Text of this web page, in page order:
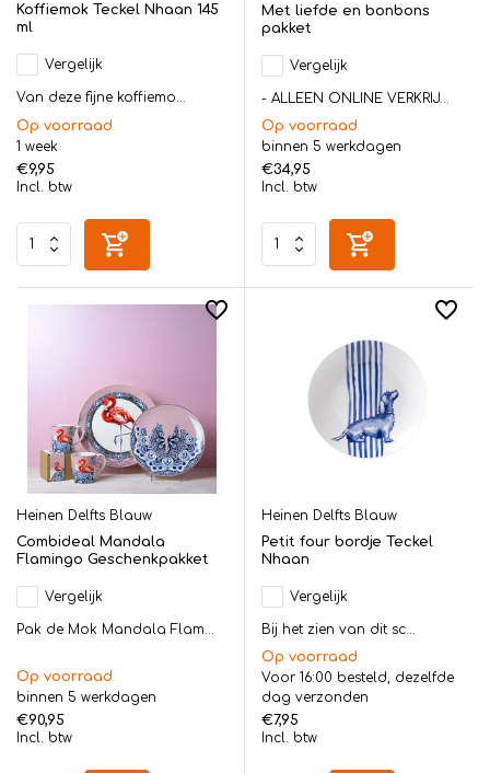
Koffiemok Teckel Nhaan 145
ml
Vergelijk
Van deze fijne koffiemo...
Op voorraad
1 week
€9,95
Incl. btw
Met liefde en bonbons
pakket
Vergelijk
- ALLEEN ONLINE VERKRIJ...
Op voorraad
binnen 5 werkdagen
€34,95
Incl. btw
Heinen Delfts Blauw
Combideal Mandala
Flamingo Geschenkpakket
Vergelijk
Pak de Mok Mandala Flam...
Op voorraad
binnen 5 werkdagen
€90,95
Incl. btw
Heinen Delfts Blauw
Petit four bordje Teckel
Nhaan
Vergelijk
Bij het zien van dit sc...
Op voorraad
Voor 16:00 besteld, dezelfde
dag verzonden
€7,95
Incl. btw